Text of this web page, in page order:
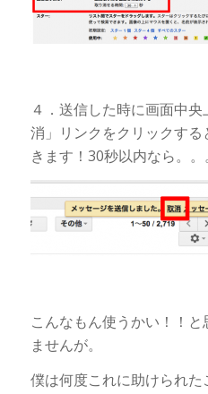
４．送信した時に画面中
消」リンクをクリックす
きます！30秒以内なら。。。
こんなもん使うかい！！
ませんが。
僕は何度これに助けられた